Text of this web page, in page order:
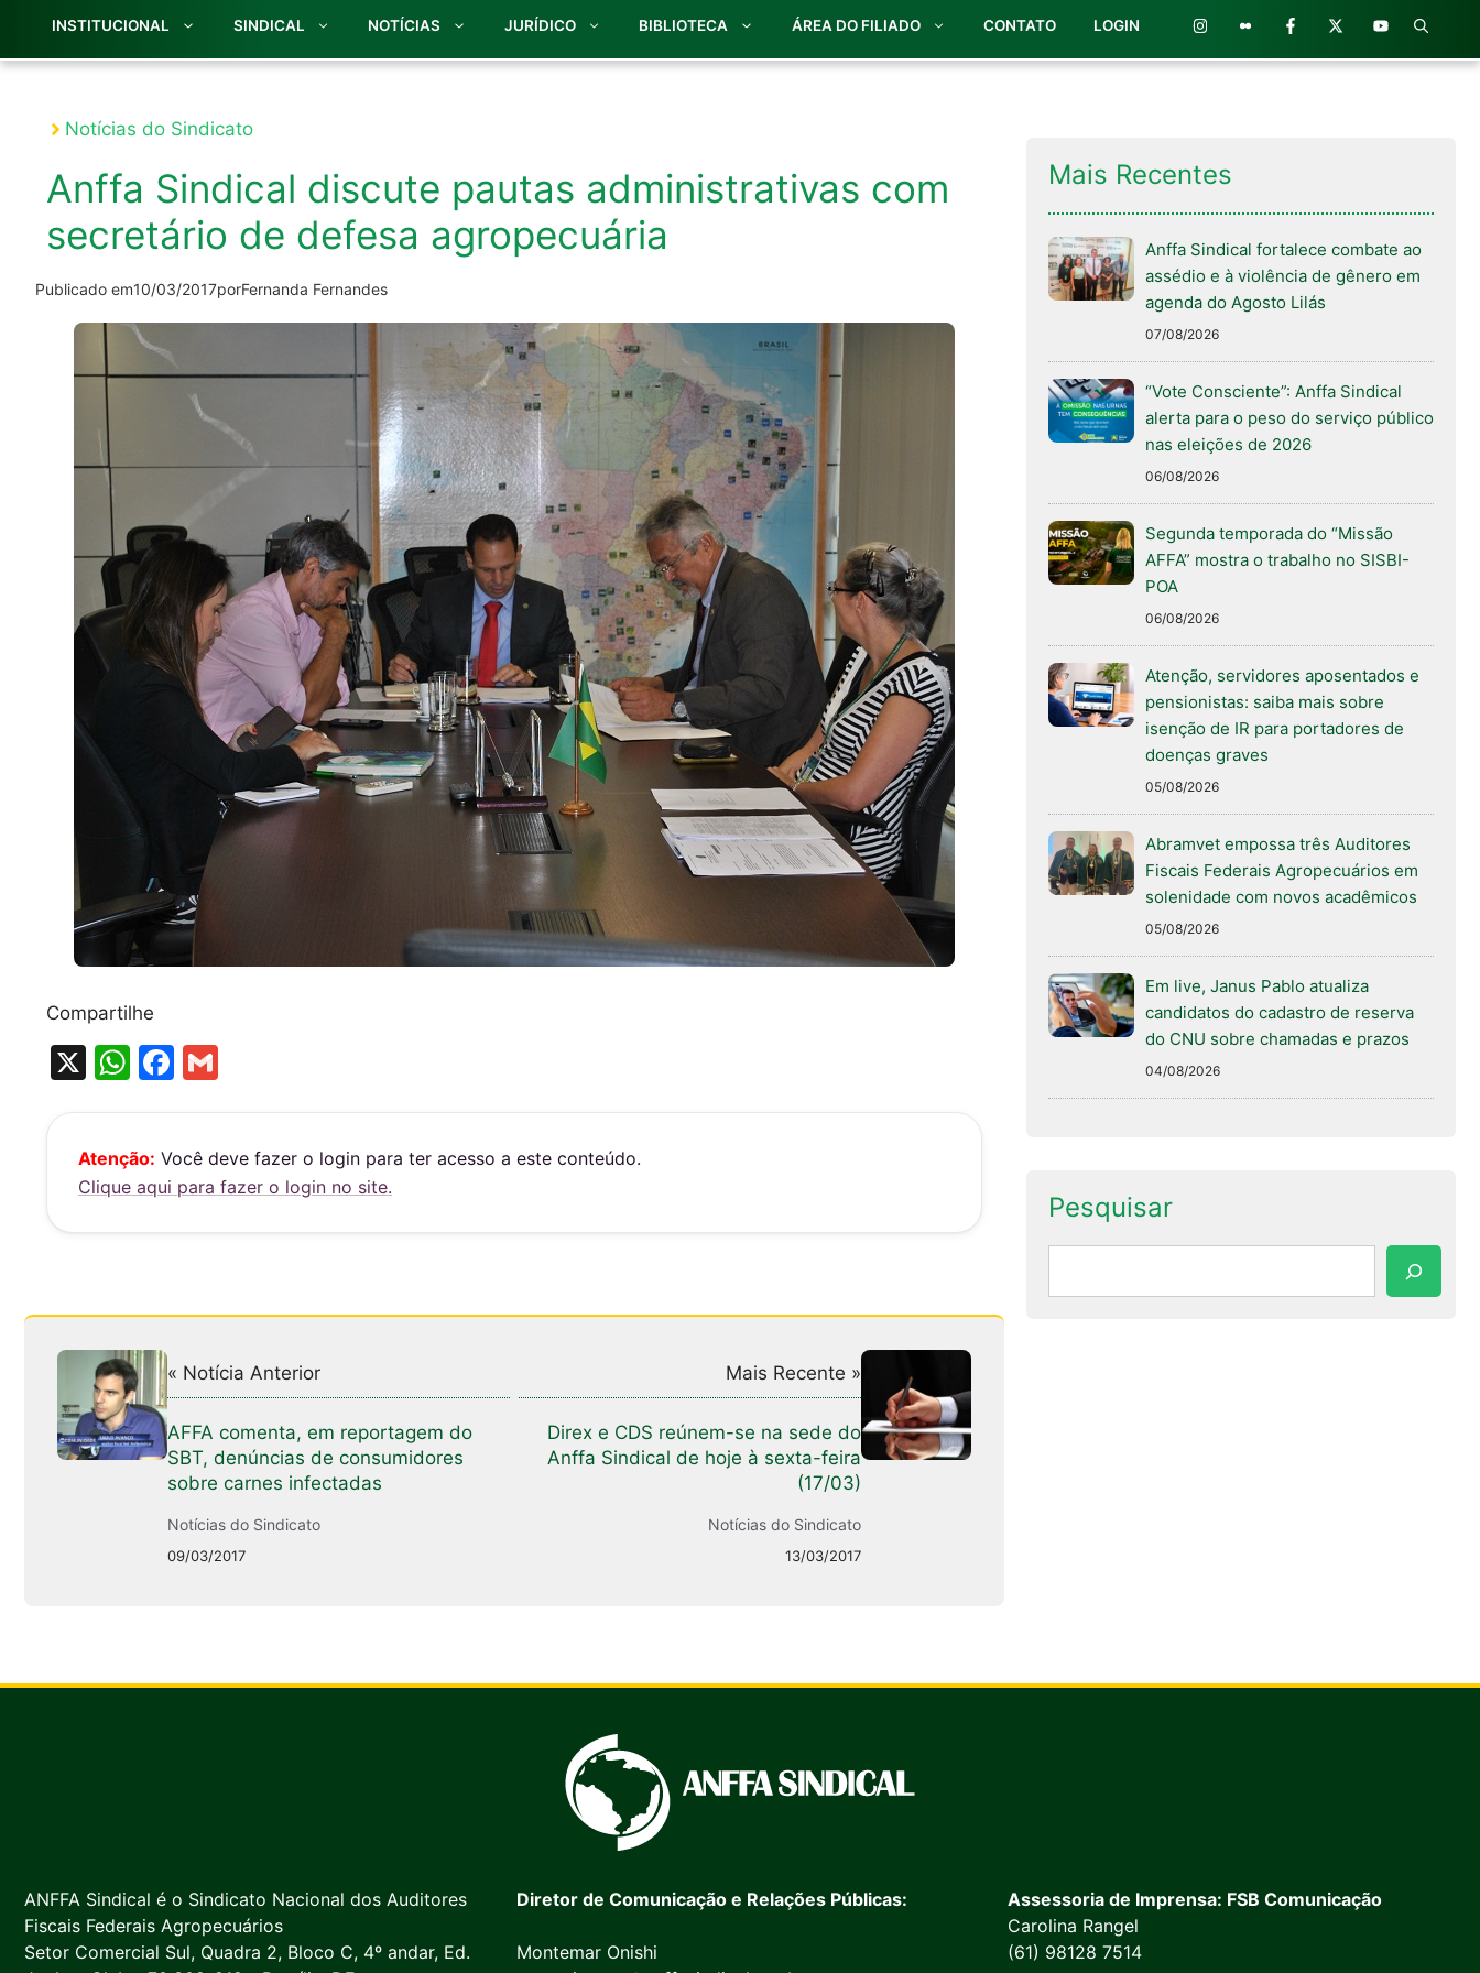
INSTITUCIONAL SINDICAL NOTÍCIAS JURÍDICO BIBLIOTECA ÁREA DO FILIADO CONTATO LOGIN
Notícias do Sindicato
Anffa Sindical discute pautas administrativas com
secretário de defesa agropecuária
Publicado em10/03/2017porFernanda Fernandes
Compartilhe
X
W
s
A
p
F
e
b
o
k
l
Atenção: Você deve fazer o login para ter acesso a este conteúdo.
Clique aqui para fazer o login no site.
« Notícia Anterior
AFFA comenta, em reportagem do
SBT, denúncias de consumidores
sobre carnes infectadas
Notícias do Sindicato
09/03/2017
Mais Recente »
Direx e CDS reúnem-se na sede do
Anffa Sindical de hoje à sexta-feira
(17/03)
Notícias do Sindicato
13/03/2017
Mais Recentes
Anffa Sindical fortalece combate ao
assédio e à violência de gênero em
agenda do Agosto Lilás
07/08/2026
“Vote Consciente”: Anffa Sindical
alerta para o peso do serviço público
nas eleições de 2026
06/08/2026
Segunda temporada do “Missão
AFFA” mostra o trabalho no SISBI-
POA
06/08/2026
Atenção, servidores aposentados e
pensionistas: saiba mais sobre
isenção de IR para portadores de
doenças graves
05/08/2026
Abramvet empossa três Auditores
Fiscais Federais Agropecuários em
solenidade com novos acadêmicos
05/08/2026
Em live, Janus Pablo atualiza
candidatos do cadastro de reserva
do CNU sobre chamadas e prazos
04/08/2026
Pesquisar
ANFFA Sindical é o Sindicato Nacional dos Auditores
Fiscais Federais Agropecuários
Setor Comercial Sul, Quadra 2, Bloco C, 4º andar, Ed.
Diretor de Comunicação e Relações Públicas:
Montemar Onishi
Assessoria de Imprensa: FSB Comunicação
Carolina Rangel
(61) 98128 7514